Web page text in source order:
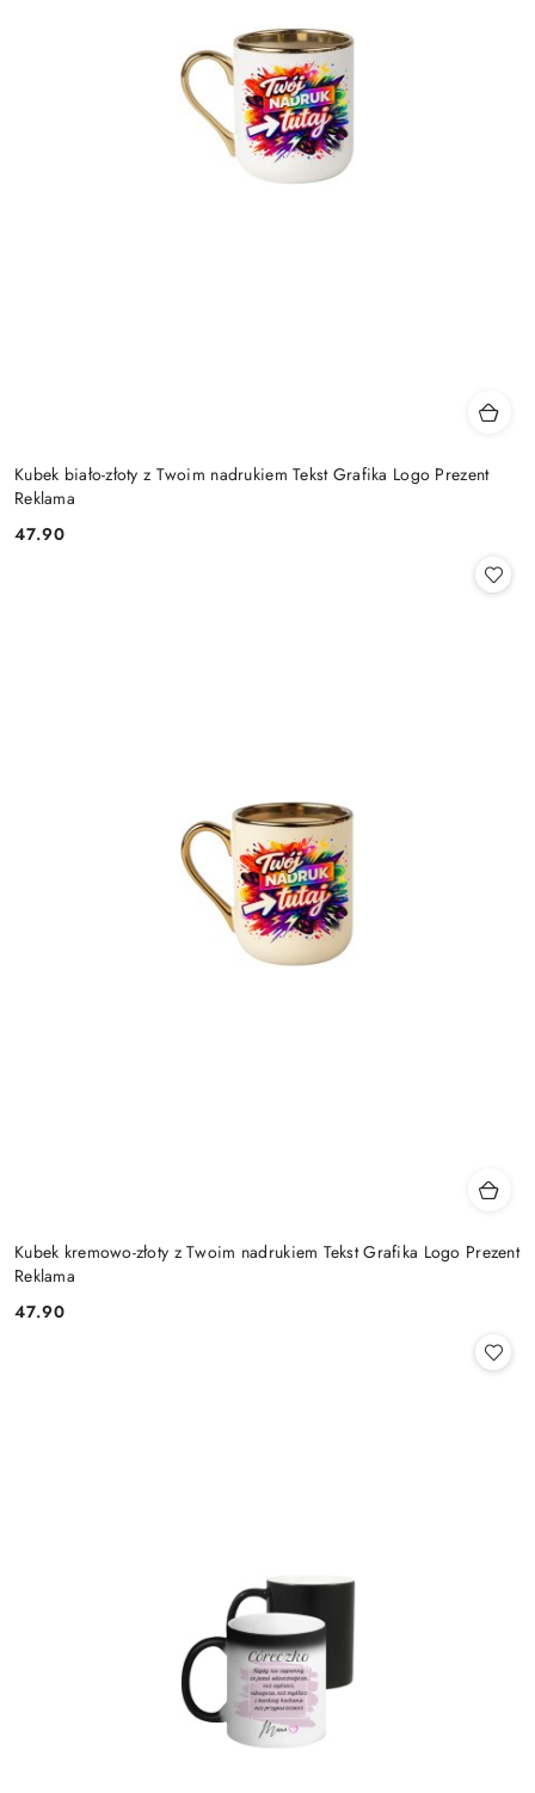
Kubek biało-złoty z Twoim nadrukiem Tekst Grafika Logo Prezent
Reklama
Cena:
47.90
Kubek kremowo-złoty z Twoim nadrukiem Tekst Grafika Logo Prezent
Reklama
Cena:
47.90